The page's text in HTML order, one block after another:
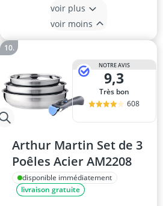
voir plus
voir moins
NOTRE AVIS
9,3
Très bon
608
Arthur Martin Set de 3
Poêles Acier AM2208
disponible immédiatement
livraison gratuite